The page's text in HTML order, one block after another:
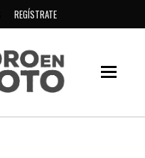
REGÍSTRATE